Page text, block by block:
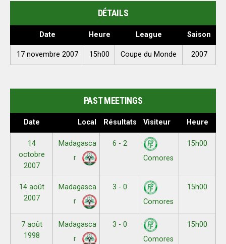
DÉTAILS
Date Heure League Saison
17 novembre 2007 15h00 Coupe du Monde 2007
PAST MEETINGS
Date Local Résultats Visiteur Heure
14
octobre
2007
Madagasca
r
6 - 2
Comores
15h00
14 août
2007
Madagasca
r
3 - 0
Comores
15h00
7 août
1998
Madagasca
r
3 - 0
Comores
15h00